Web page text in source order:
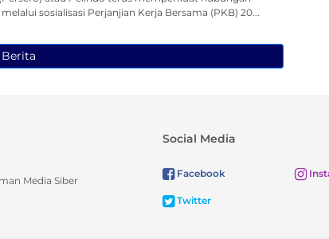
sosialisasi Perjanjian Kerja Bersama (PKB) 20...
Berita
Media Siber
Social Media
Facebook
Twitter